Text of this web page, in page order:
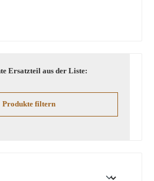
Ersatzteil aus der Liste:
Produkte filtern